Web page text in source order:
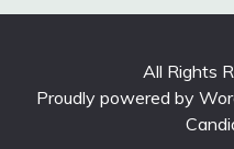
All Rights
Proudly powered by